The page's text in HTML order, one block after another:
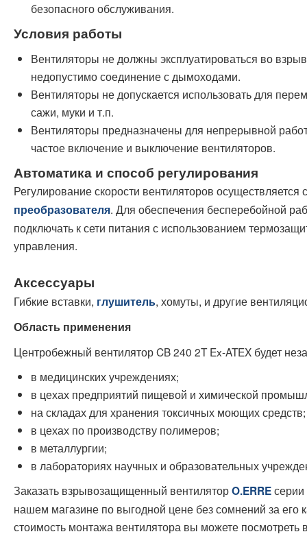
безопасного обслуживания.
Условия работы
Вентиляторы не должны эксплуатироваться во
недопустимо соединение с дымоходами.
Вентиляторы не допускается использовать для
сажи, муки и т.п.
Вентиляторы предназначены для непрерывной
частое включение и выключение вентиляторов.
Автоматика и способ регулирования
Регулирование скорости вентиляторов
преобразователя. Для обеспечения бесперебойной
подключать к сети питания с использованием
управления.
Аксессуары
Гибкие вставки, глушитель, хомуты, и другие
Область применения
Центробежный вентилятор CB 240 2T Ex-ATEX будет
в медицинских учреждениях;
в цехах предприятий пищевой и химической
на складах для хранения токсичных моющих средств;
в цехах по производству полимеров;
в металлургии;
в лабораториях научных и образовательных
Заказать взрывозащищенный вентиляторO.ERRE
нашем магазине по выгодной цене без сомнений за его
стоимость монтажа вентилятора вы можете посмотреть